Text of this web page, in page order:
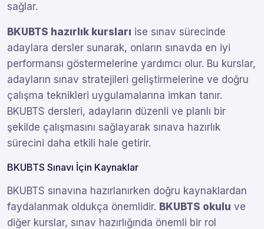
sağlar.
BKUBTS hazırlık kursları ise sınav sürecinde
adaylara dersler sunarak, onların sınavda en iyi
performansı göstermelerine yardımcı olur. Bu kurslar,
adayların sınav stratejileri geliştirmelerine ve doğru
çalışma teknikleri uygulamalarına imkan tanır.
BKUBTS dersleri, adayların düzenli ve planlı bir
şekilde çalışmasını sağlayarak sınava hazırlık
sürecini daha etkili hale getirir.
BKUBTS Sınavı İçin Kaynaklar
BKUBTS sınavına hazırlanırken doğru kaynaklardan
faydalanmak oldukça önemlidir. BKUBTS okulu ve
diğer kurslar, sınav hazırlığında önemli bir rol